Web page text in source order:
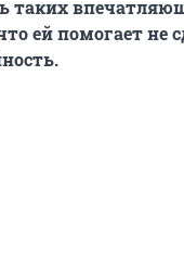
таких
ей помогает не